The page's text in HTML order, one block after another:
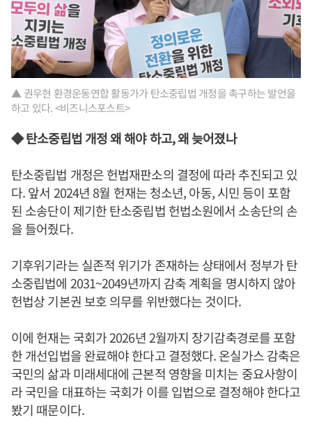
▲ 권우현 환경운동연합 활동가가 탄소중립법 개정을 촉구하는 발언을
하고 있다. <비즈니스포스트>
◆ 탄소중립법 개정 왜 해야 하고, 왜 늦어졌나
탄소중립법 개정은 헌법재판소의 결정에 따라 추진되고 있
다. 앞서 2024년 8월 헌재는 청소년, 아동, 시민 등이 포함
된 소송단이 제기한 탄소중립법 헌법소원에서 소송단의 손
을 들어줬다.
기후위기라는 실존적 위기가 존재하는 상태에서 정부가 탄
소중립법에 2031~2049년까지 감축 계획을 명시하지 않아
헌법상 기본권 보호 의무를 위반했다는 것이다.
이에 헌재는 국회가 2026년 2월까지 장기감축경로를 포함
한 개선입법을 완료해야 한다고 결정했다. 온실가스 감축은
국민의 삶과 미래세대에 근본적 영향을 미치는 중요사항이
라 국민을 대표하는 국회가 이를 입법으로 결정해야 한다고
봤기 때문이다.